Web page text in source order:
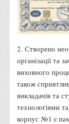
Правила
умовах
Що можна і
Контакти
пов'язане з
10 точних
Контакти
2. Створено
організації та
виховного
також
викладачів та
технологіями
корпус №1 є